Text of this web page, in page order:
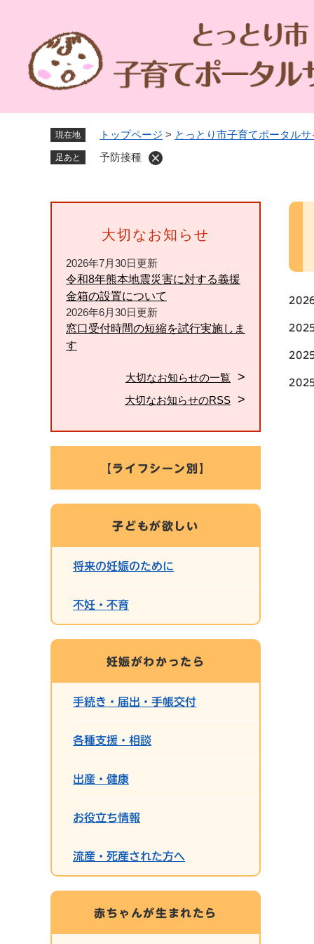
現在地 トップページ > とっとり市子育てポータルサ
足あと 予防接種
本
大切なお知らせ
2026年7月30日更新
令和8年熊本地震災害に対する義援
金箱の設置について
2026年6月30日更新
窓口受付時間の短縮を試行実施しま
す
大切なお知らせの一覧
大切なお知らせのRSS
【ライフシーン別】
子どもが欲しい
将来の妊娠のために
不妊・不育
妊娠がわかったら
手続き・届出・手帳交付
各種支援・相談
出産・健康
お役立ち情報
流産・死産された方へ
赤ちゃんが生まれたら